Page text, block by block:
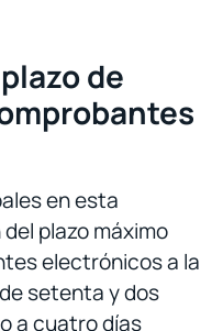
de
en esta
plazo máximo
electrónicos a la
setenta y dos
a cuatro días